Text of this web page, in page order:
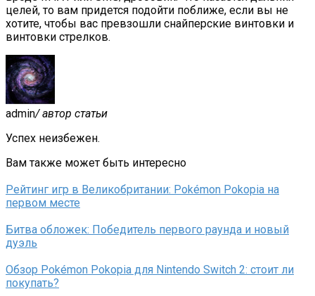
целей, то вам придется подойти поближе, если вы не
хотите, чтобы вас превзошли снайперские винтовки и
винтовки стрелков.
admin/ автор статьи
Успех неизбежен.
Вам также может быть интересно
Рейтинг игр в Великобритании: Pokémon Pokopia на
первом месте
Битва обложек: Победитель первого раунда и новый
дуэль
Обзор Pokémon Pokopia для Nintendo Switch 2: стоит ли
покупать?